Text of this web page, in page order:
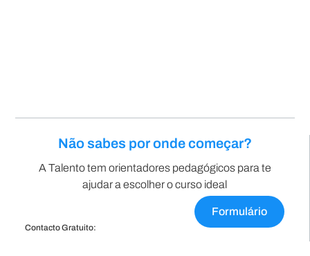
Não sabes por onde começar?
A Talento tem orientadores pedagógicos para te
ajudar a escolher o curso ideal
Contacto Gratuito:
Formulário